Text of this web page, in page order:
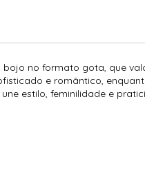
no formato gota, que
e romântico,
estilo, feminilidade e